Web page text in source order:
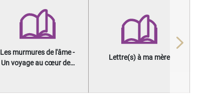
Les murmures de l'âme -
Un voyage au cœur des
Lettre(s) à ma mère
Next